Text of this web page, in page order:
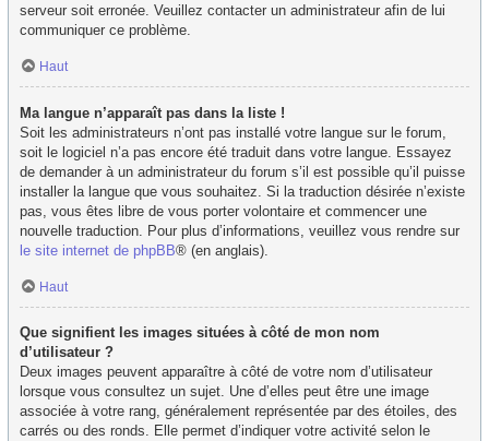
serveur soit erronée. Veuillez contacter un administrateur afin de lui
communiquer ce problème.
Haut
Ma langue n’apparaît pas dans la liste !
Soit les administrateurs n’ont pas installé votre langue sur le forum,
soit le logiciel n’a pas encore été traduit dans votre langue. Essayez
de demander à un administrateur du forum s’il est possible qu’il puisse
installer la langue que vous souhaitez. Si la traduction désirée n’existe
pas, vous êtes libre de vous porter volontaire et commencer une
nouvelle traduction. Pour plus d’informations, veuillez vous rendre sur
le site internet de phpBB® (en anglais).
Haut
Que signifient les images situées à côté de mon nom
d’utilisateur ?
Deux images peuvent apparaître à côté de votre nom d’utilisateur
lorsque vous consultez un sujet. Une d’elles peut être une image
associée à votre rang, généralement représentée par des étoiles, des
carrés ou des ronds. Elle permet d’indiquer votre activité selon le